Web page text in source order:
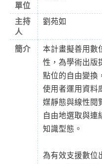
單位
主持
人
劉苑如
簡介
本計畫擬善用數
性，為學術出版
點位的自由變換
使用者運用資料
媒靜態與線性閱
自由地選取與連
知識型態。
為有效支援數位